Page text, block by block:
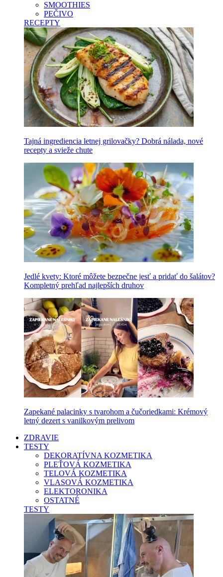
SMOOTHIES
PEČIVO
RECEPTY
Tajná ingrediencia letnej grilovačky? Dobrá nálada, nové
recepty a svieže chute
Jedlé kvety: Ktoré môžete bezpečne jesť a pridať do šalátov?
Kompletný prehľad najlepších druhov
Zapekané palacinky s tvarohom a čučoriedkami: Krémový
letný dezert s vanilkovým prelivom
ZDRAVIE
TESTY
DEKORATÍVNA KOZMETIKA
PLEŤOVÁ KOZMETIKA
TELOVÁ KOZMETIKA
VLASOVÁ KOZMETIKA
ELEKTORONIKA
OSTATNÉ
TESTY